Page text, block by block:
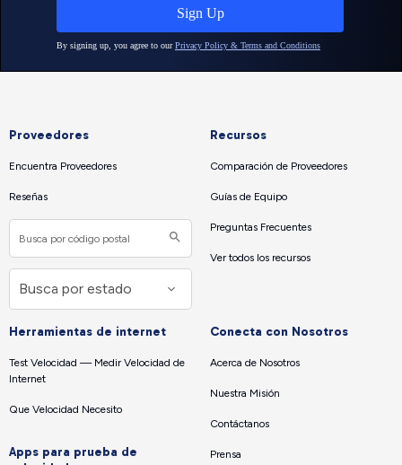
Proveedores
Encuentra Proveedores
Reseñas
Recursos
Comparación de Proveedores
Guías de Equipo
Preguntas Frecuentes
Ver todos los recursos
Herramientas de internet
Test Velocidad — Medir Velocidad de
Internet
Que Velocidad Necesito
Apps para prueba de
Conecta con Nosotros
Acerca de Nosotros
Nuestra Misión
Contáctanos
Prensa